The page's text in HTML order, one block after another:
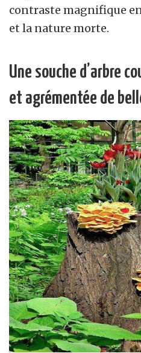
contraste magnifique
et la nature morte.
Une souche d’arbre
et agrémentée de